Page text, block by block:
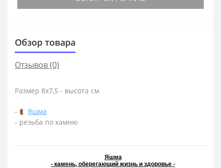
Обзор товара
Отзывов (0)
Размер 8х7,5 - высота см
-
Яшма
- резьба по камню
Яшма
- камень, оберегающий жизнь и здоровье -